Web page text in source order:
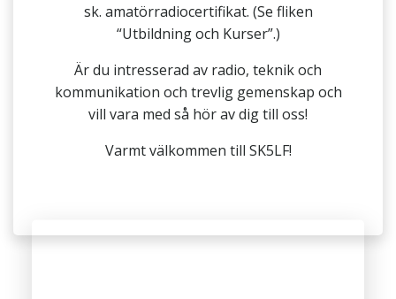
sk. amatörradiocertifikat. (Se fliken
“Utbildning och Kurser”.)
Är du intresserad av radio, teknik och
kommunikation och trevlig gemenskap och
vill vara med så hör av dig till oss!
Varmt välkommen till SK5LF!